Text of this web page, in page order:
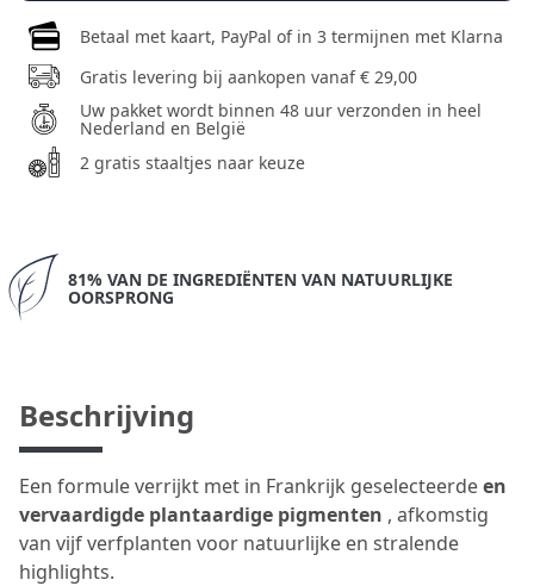
Betaal met kaart, PayPal of in 3 termijnen met Klarna
Gratis levering bij aankopen vanaf € 29,00
Uw pakket wordt binnen 48 uur verzonden in heel
Nederland en België
2 gratis staaltjes naar keuze
81% VAN DE INGREDIËNTEN VAN NATUURLIJKE
OORSPRONG
Beschrijving
Een formule verrijkt met in Frankrijk geselecteerdeen
vervaardigde plantaardige pigmenten , afkomstig
van vijf verfplanten voor natuurlijke en stralende
highlights.